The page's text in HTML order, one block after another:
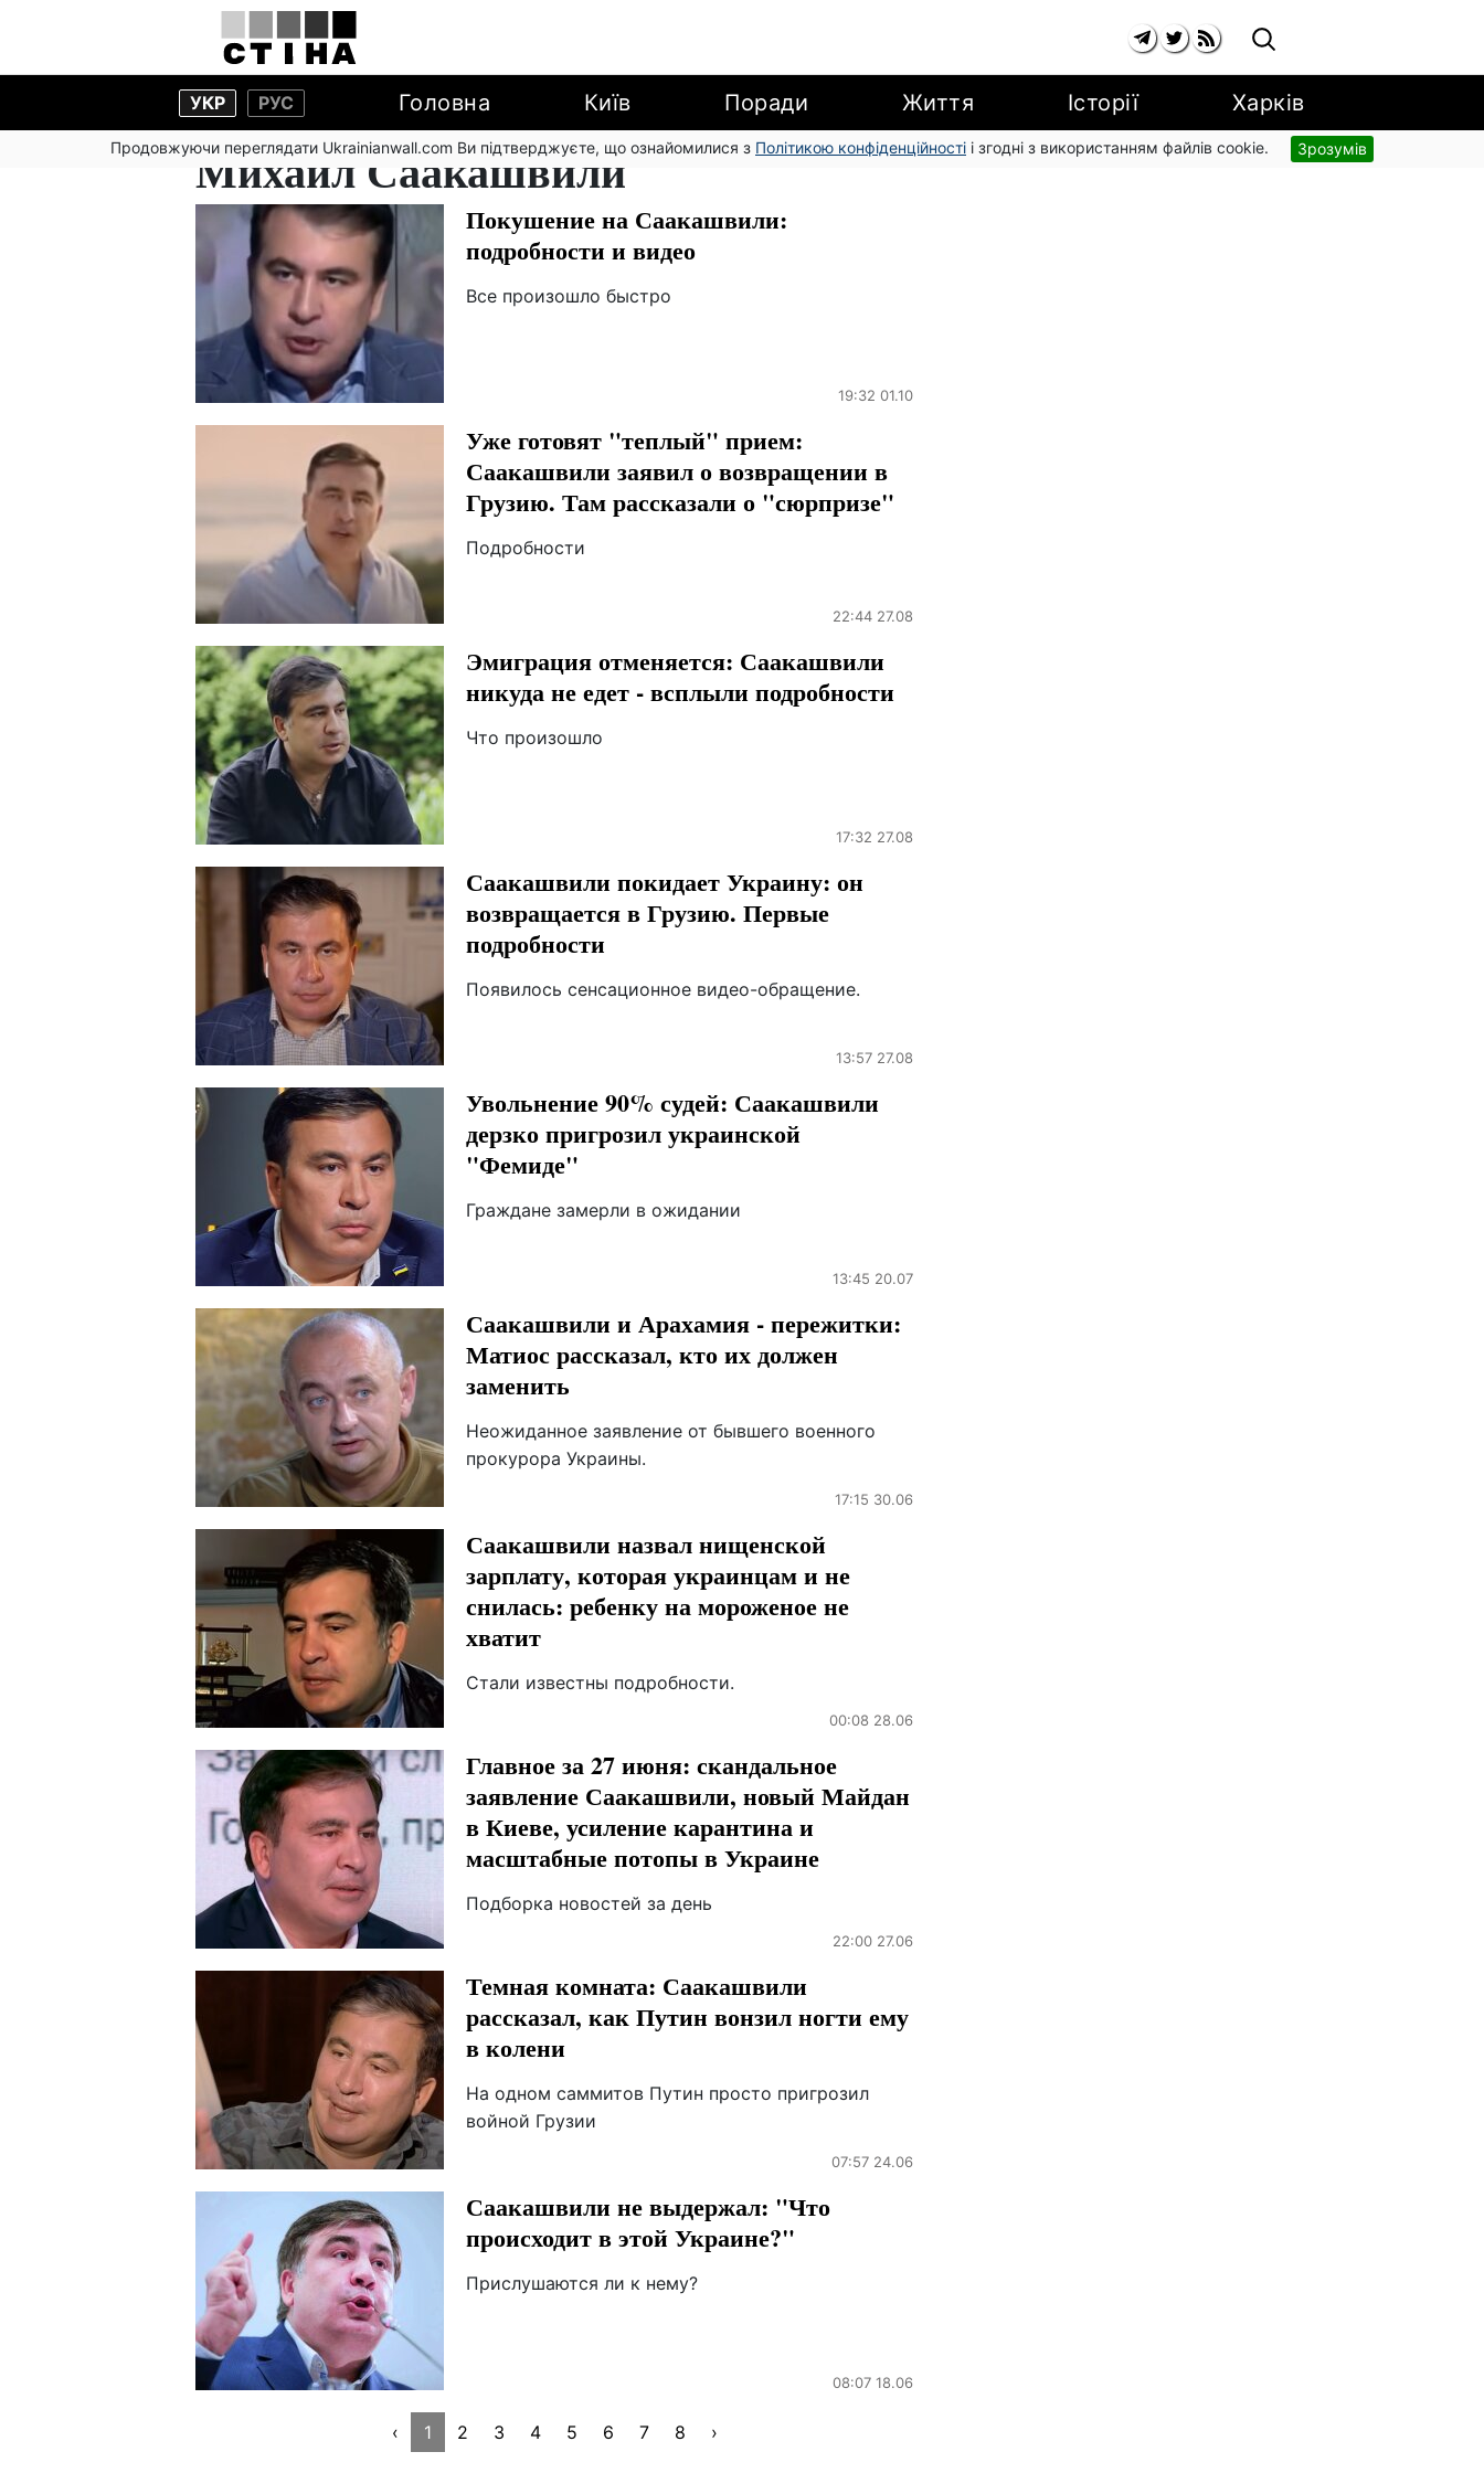
УКР РУС Головна Київ Поради Життя Історії Харків
Продовжуючи переглядати Ukrainianwall.com Ви підтверджуєте, що ознайомилися з Політикою конфіденційності і згодні з використанням файлів cookie. Зрозумів
Михаил Саакашвили
Покушение на Саакашвили:
подробности и видео
Все произошло быстро
19:32 01.10
Уже готовят "теплый" прием:
Саакашвили заявил о возвращении в
Грузию. Там рассказали о "сюрпризе"
Подробности
22:44 27.08
Эмиграция отменяется: Саакашвили
никуда не едет - всплыли подробности
Что произошло
17:32 27.08
Саакашвили покидает Украину: он
возвращается в Грузию. Первые
подробности
Появилось сенсационное видео-обращение.
13:57 27.08
Увольнение 90% судей: Саакашвили
дерзко пригрозил украинской
"Фемиде"
Граждане замерли в ожидании
13:45 20.07
Саакашвили и Арахамия - пережитки:
Матиос рассказал, кто их должен
заменить
Неожиданное заявление от бывшего военного
прокурора Украины.
17:15 30.06
Саакашвили назвал нищенской
зарплату, которая украинцам и не
снилась: ребенку на мороженое не
хватит
Стали известны подробности.
00:08 28.06
Главное за 27 июня: скандальное
заявление Саакашвили, новый Майдан
в Киеве, усиление карантина и
масштабные потопы в Украине
Подборка новостей за день
22:00 27.06
Темная комната: Саакашвили
рассказал, как Путин вонзил ногти ему
в колени
На одном саммитов Путин просто пригрозил
войной Грузии
07:57 24.06
Саакашвили не выдержал: "Что
происходит в этой Украине?"
Прислушаются ли к нему?
08:07 18.06
‹ 1 2 3 4 5 6 7 8 ›